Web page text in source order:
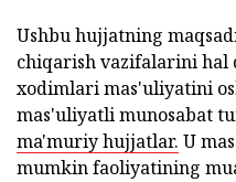
Ushbu hujjatning
chiqarish vazifalarini
xodimlari mas'uliyatini
mas'uliyatli munosabat
ma'muriy hujjatlar. U
mumkin faoliyatining